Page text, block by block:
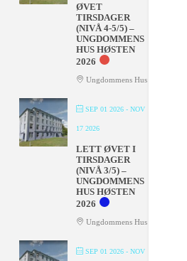
ØVET
TIRSDAGER
(NIVÅ 4-5/5) –
UNGDOMMENS
HUS HØSTEN
2026
Ungdommens Hus
SEP 01 2026- NOV
17 2026
LETT ØVET I
TIRSDAGER
(NIVÅ 3/5) –
UNGDOMMENS
HUS HØSTEN
2026
Ungdommens Hus
SEP 01 2026- NOV